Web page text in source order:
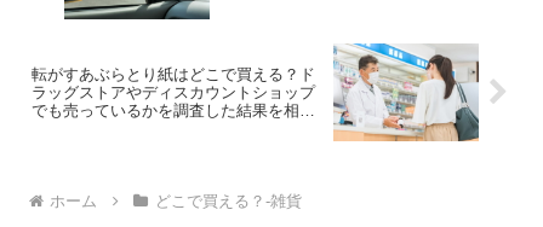
転がすあぶらとり紙はどこで買える？ド
ラッグストアやディスカウントショップ
でも売っているかを調査した結果を相場
ホーム どこで買える？-雑貨